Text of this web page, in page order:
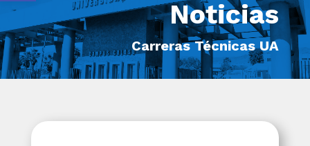
Noticias
Carreras Técnicas UA